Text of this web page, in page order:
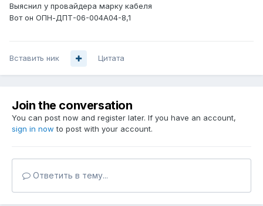
Выяснил у провайдера марку кабеля
Вот он ОПН-ДПТ-06-004А04-8,1
Вставить ник Цитата
Join the conversation
You can post now and register later. If you have an account,
sign in now to post with your account.
Ответить в тему...